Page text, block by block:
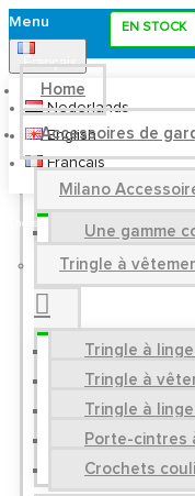
Menu
Français
Nederlands
English
Français
Home
Accessoires de
Milano
Une gamme
Tringle à
Tringle à
Tringle à
Tringle à
Porte-cintres
Crochets
EN STOCK